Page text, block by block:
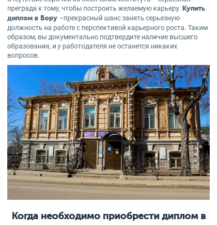
преграда к тому, чтобы построить желаемую карьеру. Купить
диплом в Бору –прекрасный шанс занять серьезную
должность на работе с перспективой карьерного роста. Таким
образом, вы документально подтвердите наличие высшего
образования, и у работодателя не останется никаких
вопросов.
Когда необходимо приобрести диплом в